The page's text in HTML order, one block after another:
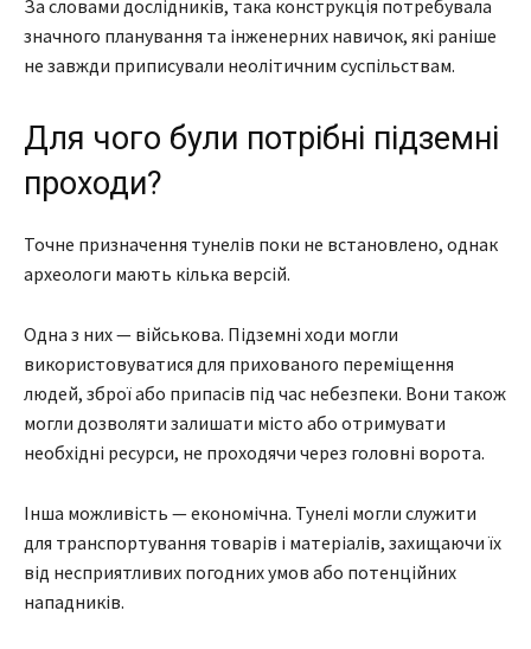
За словами дослідників, така конструкція потребувала
значного планування та інженерних навичок, які раніше
не завжди приписували неолітичним суспільствам.
Для чого були потрібні підземні
проходи?
Точне призначення тунелів поки не встановлено, однак
археологи мають кілька версій.
Одна з них — військова. Підземні ходи могли
використовуватися для прихованого переміщення
людей, зброї або припасів під час небезпеки. Вони також
могли дозволяти залишати місто або отримувати
необхідні ресурси, не проходячи через головні ворота.
Інша можливість — економічна. Тунелі могли служити
для транспортування товарів і матеріалів, захищаючи їх
від несприятливих погодних умов або потенційних
нападників.